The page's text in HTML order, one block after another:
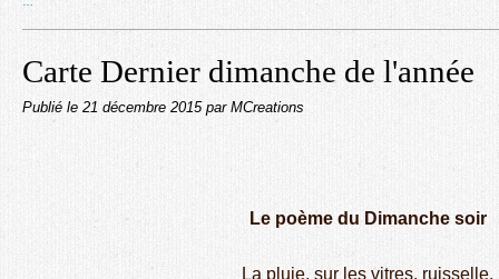
Carte Dernier dimanche de l'année
Publié le 21 décembre 2015 par MCreations
Le poème du Dimanche soir
La pluie, sur les vitres, ruisselle.